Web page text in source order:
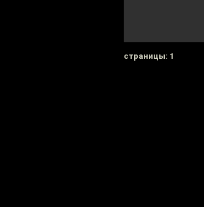
cтраницы: 1